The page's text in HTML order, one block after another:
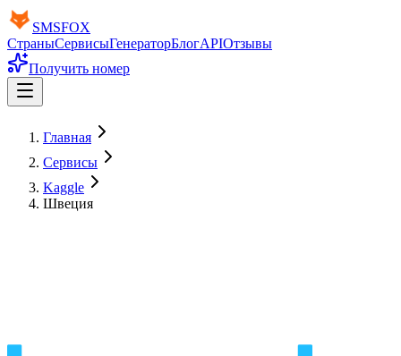
SMSFOX
СтраныСервисыГенераторБлогAPIОтзывы
Получить номер
Главная
Сервисы
Kaggle
Швеция